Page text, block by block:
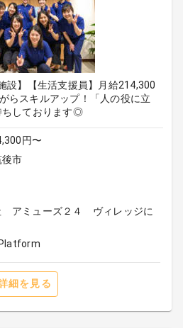
設】【生活支援員】月給214,300
らスキルアップ！「人の役に立
ちしております◎
円〜
市
アミューズ２４ ヴィレッジに
細を見る